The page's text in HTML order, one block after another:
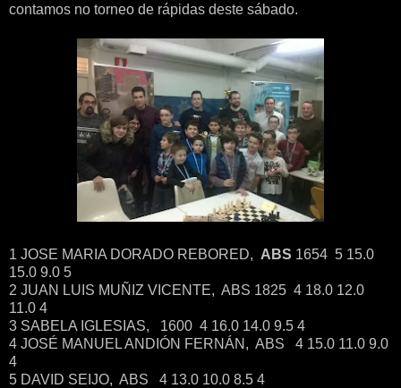
contamos no torneo de rápidas deste sábado.
1 JOSE MARIA DORADO REBORED, ABS 1654 5 15.0
15.0 9.0 5
2 JUAN LUIS MUÑIZ VICENTE, ABS 1825 4 18.0 12.0
11.0 4
3 SABELA IGLESIAS, 1600 4 16.0 14.0 9.5 4
4 JOSÉ MANUEL ANDIÓN FERNÁN, ABS 4 15.0 11.0 9.0
4
5 DAVID SEIJO, ABS 4 13.0 10.0 8.5 4